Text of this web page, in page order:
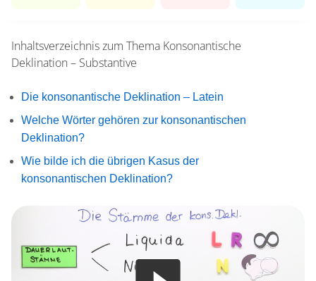
Inhaltsverzeichnis zum Thema Konsonantische
Deklination – Substantive
Die konsonantische Deklination – Latein
Welche Wörter gehören zur konsonantischen
Deklination?
Wie bilde ich die übrigen Kasus der
konsonantischen Deklination?